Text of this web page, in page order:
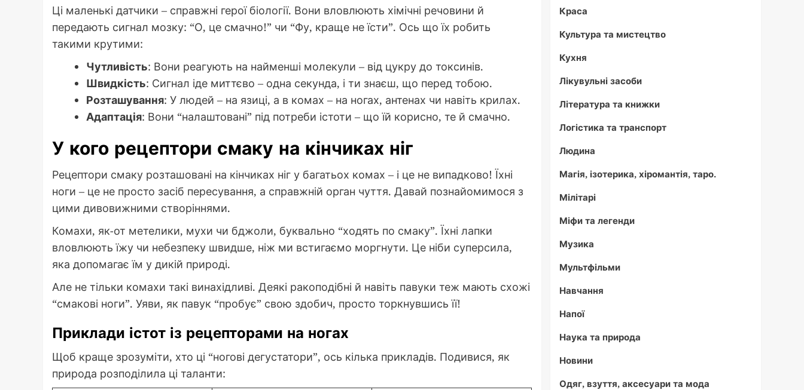
Ці маленькі датчики – справжні герої біології. Вони вловлюють хімічні речовини й
передають сигнал мозку: “О, це смачно!” чи “Фу, краще не їсти”. Ось що їх робить
такими крутими:
Чутливість: Вони реагують на найменші молекули – від цукру до токсинів.
Швидкість: Сигнал іде миттєво – одна секунда, і ти знаєш, що перед тобою.
Розташування: У людей – на язиці, а в комах – на ногах, антенах чи навіть крилах.
Адаптація: Вони “налаштовані” під потреби істоти – що їй корисно, те й смачно.
У кого рецептори смаку на кінчиках ніг
Рецептори смаку розташовані на кінчиках ніг у багатьох комах – і це не випадково! Їхні
ноги – це не просто засіб пересування, а справжній орган чуття. Давай познайомимося з
цими дивовижними створіннями.
Комахи, як-от метелики, мухи чи бджоли, буквально “ходять по смаку”. Їхні лапки
вловлюють їжу чи небезпеку швидше, ніж ми встигаємо моргнути. Це ніби суперсила,
яка допомагає їм у дикій природі.
Але не тільки комахи такі винахідливі. Деякі ракоподібні й навіть павуки теж мають схожі
“смакові ноги”. Уяви, як павук “пробує” свою здобич, просто торкнувшись її!
Приклади істот із рецепторами на ногах
Щоб краще зрозуміти, хто ці “ногові дегустатори”, ось кілька прикладів. Подивися, як
природа розподілила ці таланти:
Краса
Культура та мистецтво
Кухня
Лікувульні засоби
Література та книжки
Логістика та транспорт
Людина
Магія, ізотерика, хіромантія, таро.
Мілітарі
Міфи та легенди
Музика
Мультфільми
Навчання
Напої
Наука та природа
Новини
Одяг, взуття, аксесуари та мода